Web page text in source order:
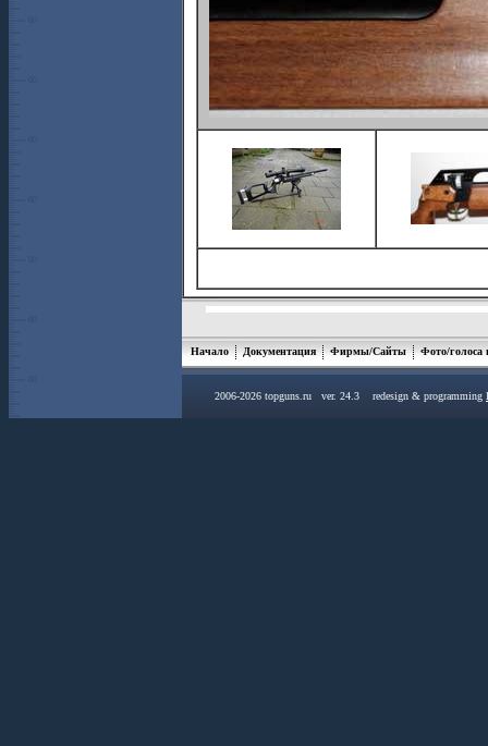
Начало Документация Фирмы/Сайты Фото/голоса
2006-2026 topguns.ru ver. 24.3 redesign & programming